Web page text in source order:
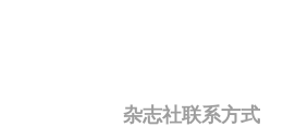
杂志社联系方式